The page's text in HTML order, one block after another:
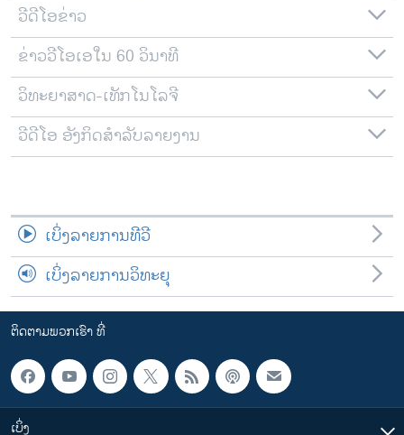
ວີດີໂອຂ່າວ
ຂ່າວວີໂອເອໃນ 60 ວິນາທີ
ວິທະຍາສາດ-ເທັກໂນໂລຈີ
ວີດີໂອ ອັງກິດສຳລັບລາຍງານ
ເບິ່ງລາຍການທີວີ
ເບິ່ງລາຍການວິທະຍຸ
ຕິດຕາມພວກເຮົາ ທີ່
ເບິ່ງ